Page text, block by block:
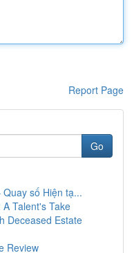
Report Page
Go
số Hiện tạ...
Talent's Take
Deceased Estate
Review